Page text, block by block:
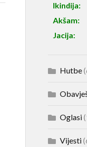
Ikindija:
Akšam:
Jacija:
Hutbe
Oglasi
Vijesti